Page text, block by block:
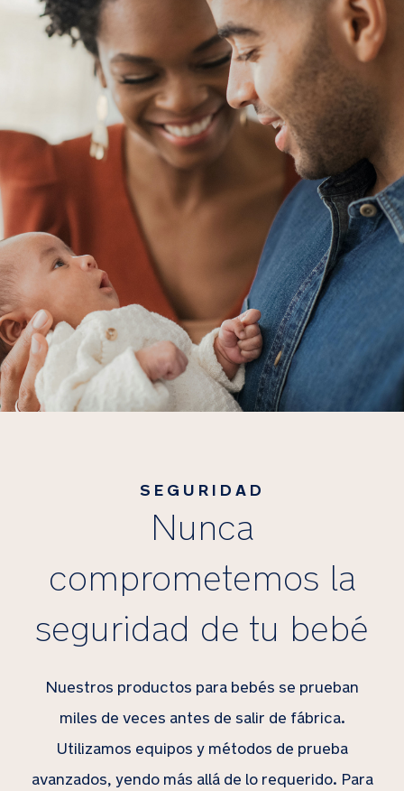
SEGURIDAD
Nunca
comprometemos la
seguridad de tu bebé
Nuestros productos para bebés se prueban
miles de veces antes de salir de fábrica.
Utilizamos equipos y métodos de prueba
avanzados, yendo más allá de lo requerido. Para